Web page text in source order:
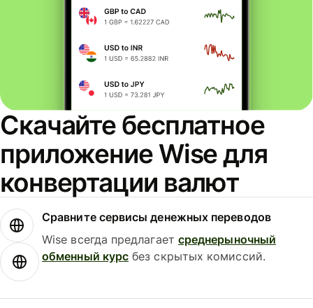
Скачайте бесплатное
приложение Wise для
конвертации валют
Сравните сервисы денежных переводов
Wise всегда предлагает среднерыночный
обменный курс без скрытых комиссий.